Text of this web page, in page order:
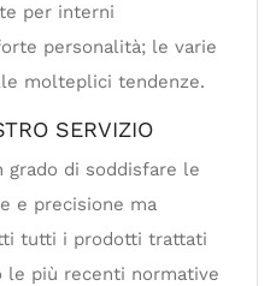
per interni
personalità; le varie
molteplici tendenze.
SERVIZIO
grado di soddisfare le
e precisione ma
tutti i prodotti trattati
le più recenti normative